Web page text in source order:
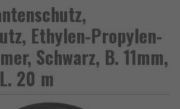
Ethylen-Propylen-
Schwarz, B. 11mm,
20 m